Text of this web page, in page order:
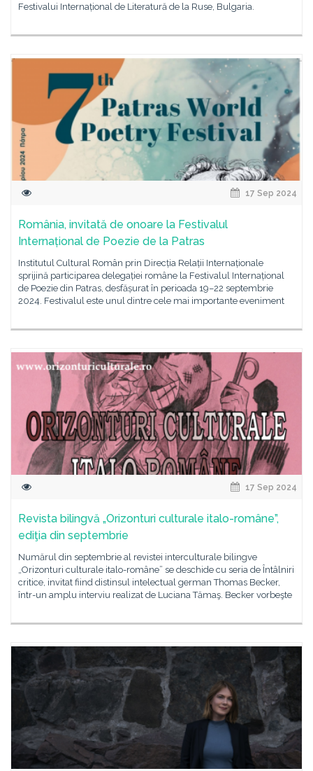
Festivalui Internațional de Literatură de la Ruse, Bulgaria.
17 Sep 2024
România, invitată de onoare la Festivalul
Internațional de Poezie de la Patras
Institutul Cultural Român prin Direcția Relații Internaționale
sprijină participarea delegației române la Festivalul Internațional
de Poezie din Patras, desfășurat în perioada 19–22 septembrie
2024. Festivalul este unul dintre cele mai importante eveniment
17 Sep 2024
Revista bilingvă „Orizonturi culturale italo-române”,
ediţia din septembrie
Numărul din septembrie al revistei interculturale bilingve
„Orizonturi culturale italo-române” se deschide cu seria de Întâlniri
critice, invitat fiind distinsul intelectual german Thomas Becker,
într-un amplu interviu realizat de Luciana Tămaş. Becker vorbeşte